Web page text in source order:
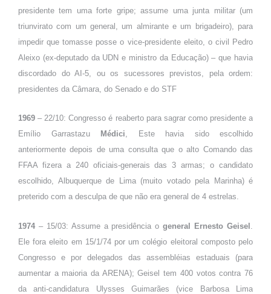
presidente tem uma forte gripe; assume uma junta militar (um
triunvirato com um general, um almirante e um brigadeiro), para
impedir que tomasse posse o vice-presidente eleito, o civil Pedro
Aleixo (ex-deputado da UDN e ministro da Educação) – que havia
discordado do AI-5, ou os sucessores previstos, pela ordem:
presidentes da Câmara, do Senado e do STF
1969 – 22/10: Congresso é reaberto para sagrar como presidente a
Emílio GarrastazuMédici, Este havia sido escolhido
anteriormente depois de uma consulta que o alto Comando das
FFAA fizera a 240 oficiais-generais das 3 armas; o candidato
escolhido, Albuquerque de Lima (muito votado pela Marinha) é
preterido com a desculpa de que não era general de 4 estrelas.
1974 – 15/03: Assume a presidência ogeneral Ernesto Geisel
Ele fora eleito em 15/1/74 por um colégio eleitoral composto pelo
Congresso e por delegados das assembléias estaduais (para
aumentar a maioria da ARENA); Geisel tem 400 votos contra 76
da anti-candidatura Ulysses Guimarães (vice Barbosa Lima